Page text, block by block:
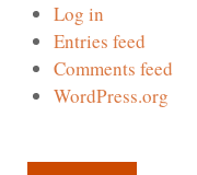
Log in
Entries feed
Comments feed
WordPress.org